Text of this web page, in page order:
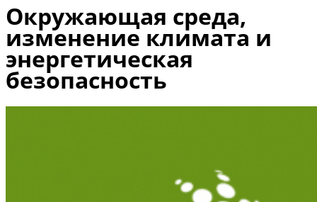
Окружающая среда,
изменение климата и
энергетическая
безопасность